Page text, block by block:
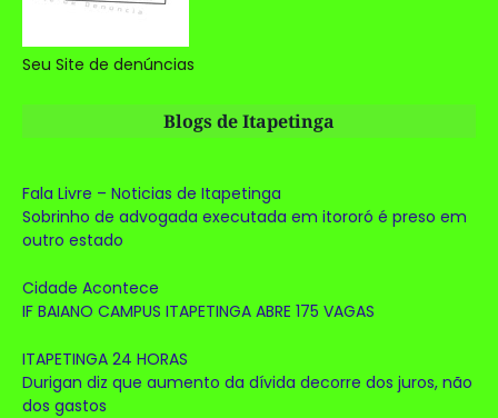
Seu Site de denúncias
Blogs de Itapetinga
Fala Livre – Noticias de Itapetinga
Sobrinho de advogada executada em itororó é preso em
outro estado
Cidade Acontece
IF BAIANO CAMPUS ITAPETINGA ABRE 175 VAGAS
ITAPETINGA 24 HORAS
Durigan diz que aumento da dívida decorre dos juros, não
dos gastos